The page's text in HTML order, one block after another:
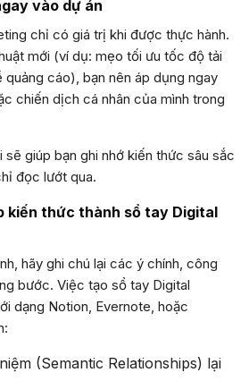
vào dự án
chỉ có giá trị khi được thực hành.
mới (ví dụ: mẹo tối ưu tốc độ tải
cáo), bạn nên áp dụng ngay
chiến dịch cá nhân của mình trong
sẽ giúp bạn ghi nhớ kiến thức sâu sắc
đọc lướt qua.
kiến thức thành sổ tay Digital
hãy ghi chú lại các ý chính, công
bước. Việc tạo sổ tay Digital
dạng Notion, Evernote, hoặc
(Semantic Relationships) lại